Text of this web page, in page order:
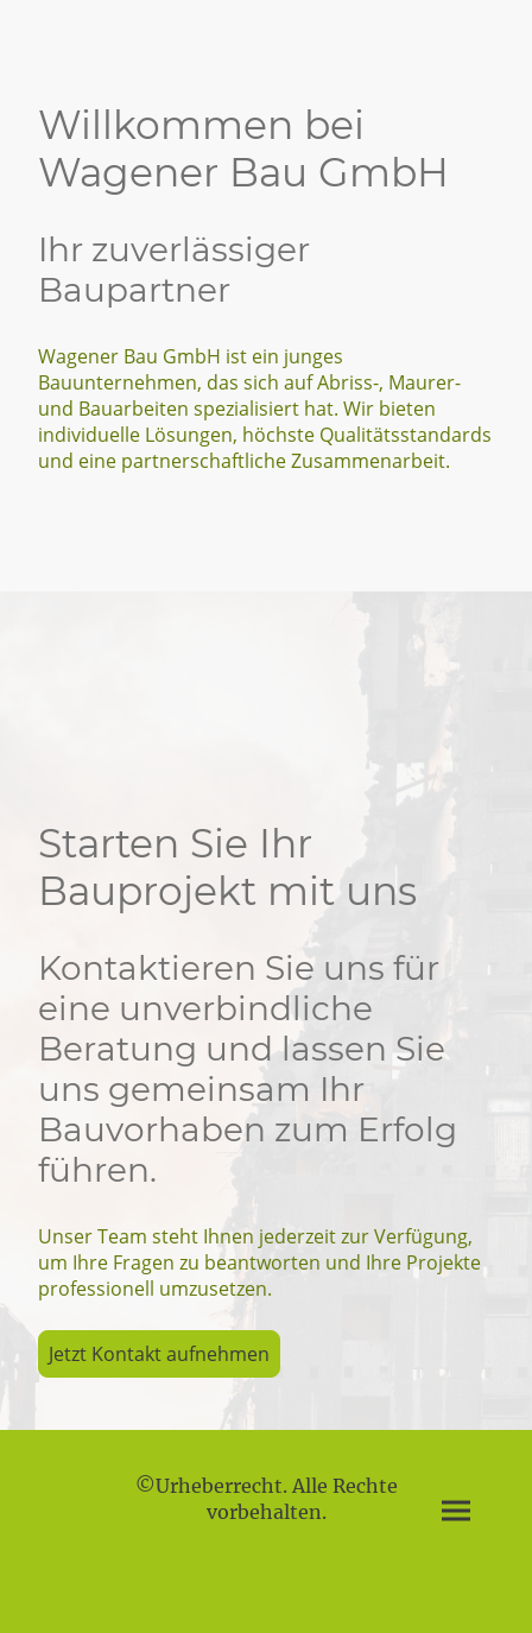
Willkommen bei
Wagener Bau GmbH
Ihr zuverlässiger
Baupartner
Wagener Bau GmbH ist ein junges
Bauunternehmen, das sich auf Abriss-, Maurer-
und Bauarbeiten spezialisiert hat. Wir bieten
individuelle Lösungen, höchste Qualitätsstandards
und eine partnerschaftliche Zusammenarbeit.
Starten Sie Ihr
Bauprojekt mit uns
Kontaktieren Sie uns für
eine unverbindliche
Beratung und lassen Sie
uns gemeinsam Ihr
Bauvorhaben zum Erfolg
führen.
Unser Team steht Ihnen jederzeit zur Verfügung,
um Ihre Fragen zu beantworten und Ihre Projekte
professionell umzusetzen.
Jetzt Kontakt aufnehmen
©Urheberrecht. Alle Rechte
vorbehalten.